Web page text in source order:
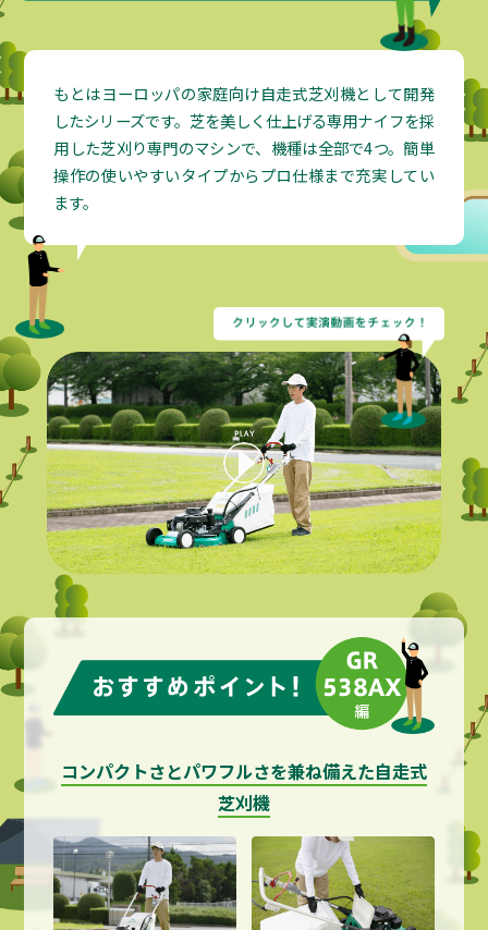
もとはヨーロッパの家庭向け自走式芝刈機として開発
したシリーズです。芝を美しく仕上げる専用ナイフを採
用した芝刈り専門のマシンで、機種は全部で4つ。簡単
操作の使いやすいタイプからプロ仕様まで充実してい
ます。
コンパクトさとパワフルさを兼ね備えた自走式
芝刈機